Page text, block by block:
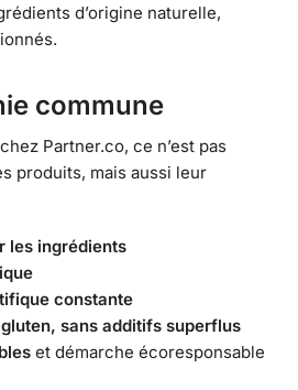
d’origine naturelle,
commune
Partner.co, ce n’est pas
produits, mais aussi leur
les ingrédients
constante
sans additifs superflus
et démarche écoresponsable